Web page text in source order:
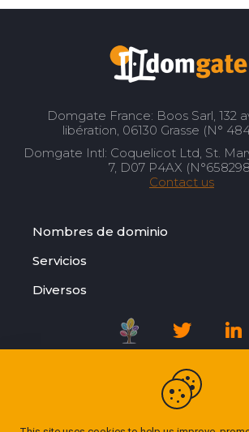
Domgate France: Boos Sarl, 132
libération, 06130 Grasse (N°
Domgate Intl: Coquelicot Ltd, St.
7, D07 P4AX
Contact us
Nombres de dominio
Servicios
Diversos
Registration Agreement
Privacy Policy